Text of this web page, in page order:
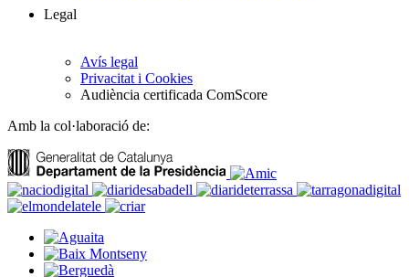
Legal
Avís legal
Privacitat i Cookies
Audiència certificada ComScore
Amb la col·laboració de: